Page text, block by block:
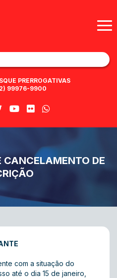
PRERROGATIVAS
99976-9900
CANCELAMENTO DE
com a situação do
até o dia 15 de janeiro,